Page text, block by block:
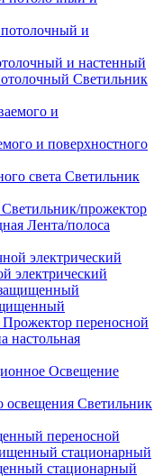
и настенный
Светильник
и поверхностного
Светильник
Светильник/прожектор
Лента/полоса
электрический
Прожектор переносной
настольная
Освещение
Светильник
переносной
стационарный